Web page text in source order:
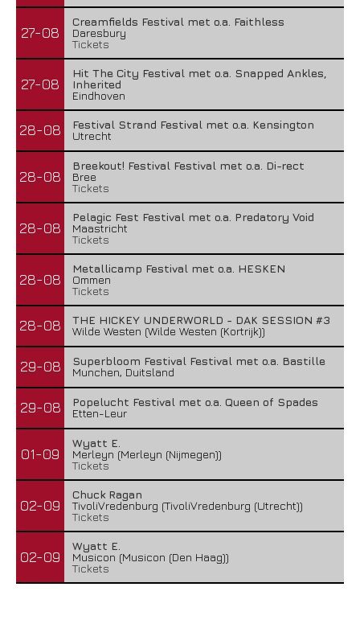
27-08
Creamfields Festival met o.a. Faithless
Daresbury
Tickets
27-08
Hit The City Festival met o.a. Snapped Ankles,
Inherited
Eindhoven
28-08
Festival Strand Festival met o.a. Kensington
Utrecht
28-08
Breekout! Festival Festival met o.a. Di-rect
Bree
Tickets
28-08
Pelagic Fest Festival met o.a. Predatory Void
Maastricht
Tickets
28-08
Metallicamp Festival met o.a. HESKEN
Ommen
Tickets
28-08
THE HICKEY UNDERWORLD - DAK SESSION #3
Wilde Westen (Wilde Westen (Kortrijk))
29-08
Superbloom Festival Festival met o.a. Bastille
Munchen, Duitsland
29-08
Popelucht Festival met o.a. Queen of Spades
Etten-Leur
01-09
Wyatt E.
Merleyn (Merleyn (Nijmegen))
Tickets
02-09
Chuck Ragan
TivoliVredenburg (TivoliVredenburg (Utrecht))
Tickets
02-09
Wyatt E.
Musicon (Musicon (Den Haag))
Tickets